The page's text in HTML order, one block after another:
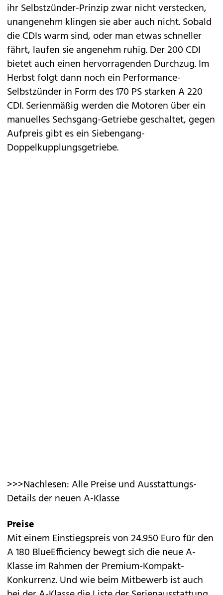
ihr Selbstzünder-Prinzip zwar nicht verstecken,
unangenehm klingen sie aber auch nicht. Sobald
die CDIs warm sind, oder man etwas schneller
fährt, laufen sie angenehm ruhig. Der 200 CDI
bietet auch einen hervorragenden Durchzug. Im
Herbst folgt dann noch ein Performance-
Selbstzünder in Form des 170 PS starken A 220
CDI. Serienmäßig werden die Motoren über ein
manuelles Sechsgang-Getriebe geschaltet, gegen
Aufpreis gibt es ein Siebengang-
Doppelkupplungsgetriebe.
>>>Nachlesen: Alle Preise und Ausstattungs-
Details der neuen A-Klasse
Preise
Mit einem Einstiegspreis von 24.950 Euro für den
A 180 BlueEfficiency bewegt sich die neue A-
Klasse im Rahmen der Premium-Kompakt-
Konkurrenz. Und wie beim Mitbewerb ist auch